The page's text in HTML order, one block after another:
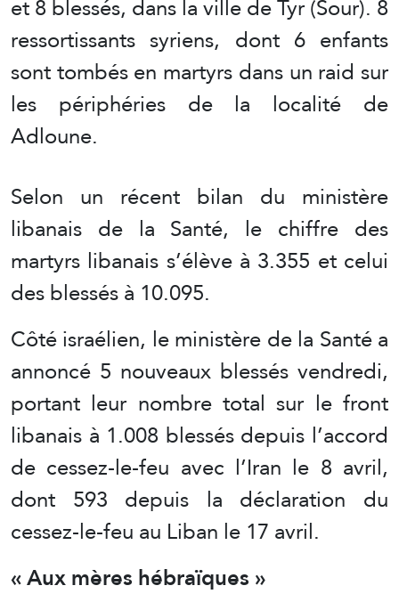
ressortissants syriens, dont 6 enfants
sont tombés en martyrs dans un raid sur
les périphéries de la localité de
Adloune.
Selon un récent bilan du ministère
libanais de la Santé, le chiffre des
martyrs libanais s’élève à 3.355 et celui
des blessés à 10.095.
Côté israélien, le ministère de la Santé a
annoncé 5 nouveaux blessés vendredi,
portant leur nombre total sur le front
libanais à 1.008 blessés depuis l’accord
de cessez-le-feu avec l’Iran le 8 avril,
dont 593 depuis la déclaration du
cessez-le-feu au Liban le 17 avril.
« Aux mères hébraïques »